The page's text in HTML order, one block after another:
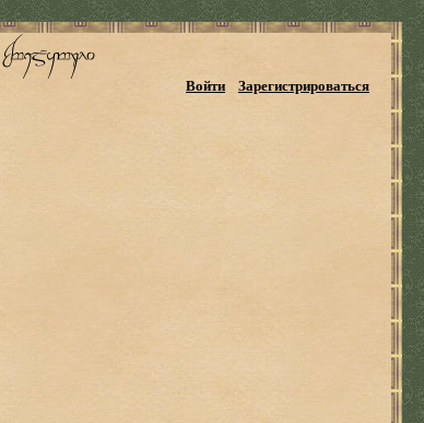
Войти Зарегистрироваться